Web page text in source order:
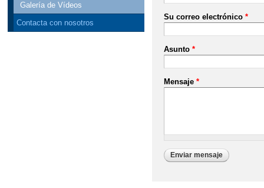
Galería de Vídeos
Contacta con nosotros
Su correo electrónico *
Asunto *
Mensaje *